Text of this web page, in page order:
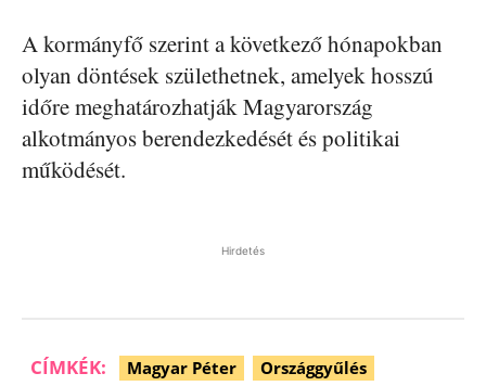
A kormányfő szerint a következő hónapokban
olyan döntések születhetnek, amelyek hosszú
időre meghatározhatják Magyarország
alkotmányos berendezkedését és politikai
működését.
Hirdetés
CÍMKÉK: Magyar Péter
Országgyűlés